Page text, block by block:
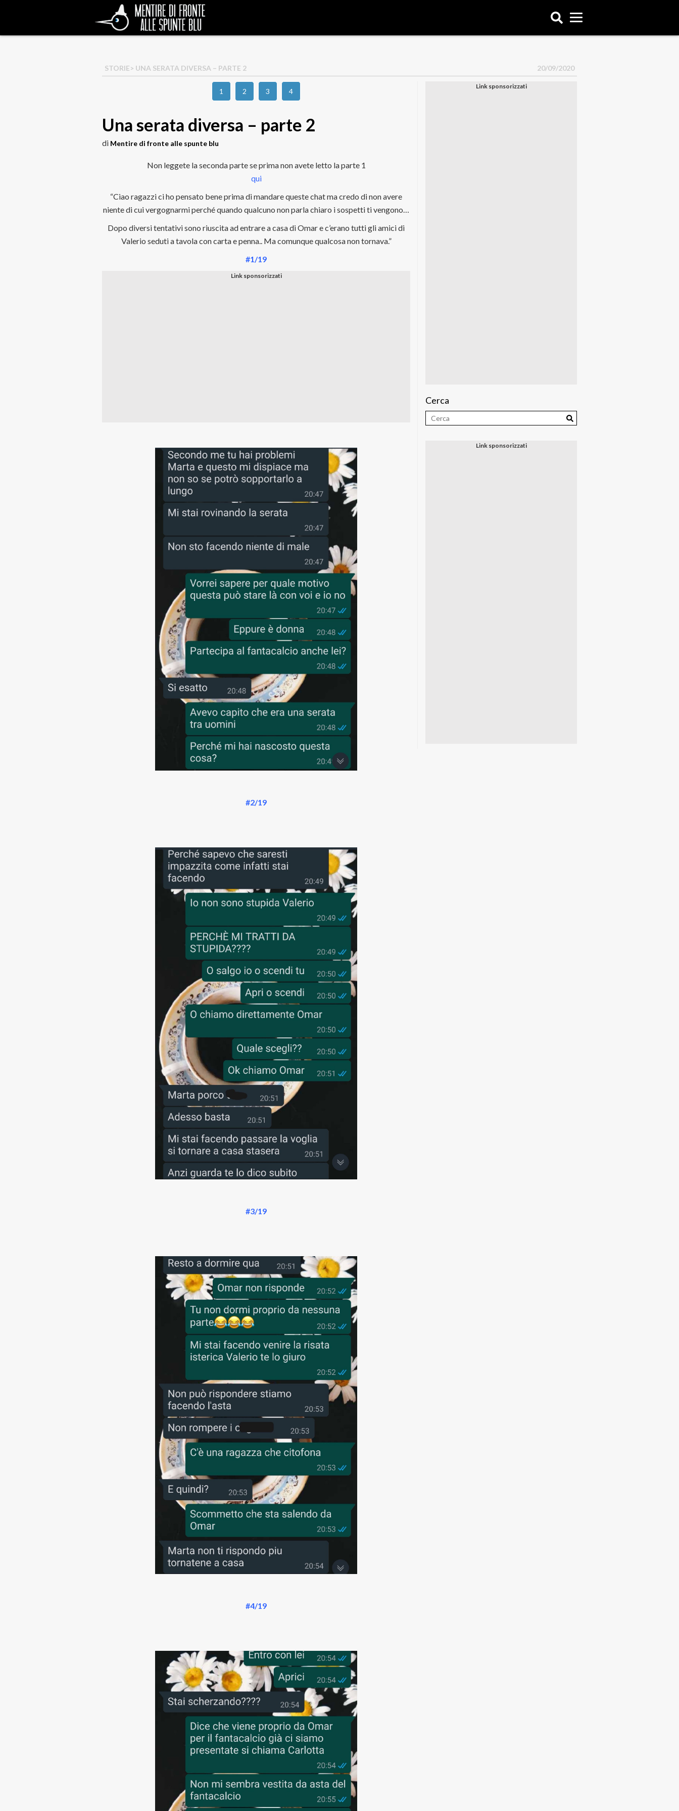
STORIE> UNA SERATA DIVERSA – PARTE 2 20/09/2020
1 2 3 4
Una serata diversa – parte 2
di Mentire di fronte alle spunte blu
Non leggete la seconda parte se prima non avete letto la parte 1
qui
“Ciao ragazzi ci ho pensato bene prima di mandare queste chat ma credo di non avere
niente di cui vergognarmi perché quando qualcuno non parla chiaro i sospetti ti vengono…
Dopo diversi tentativi sono riuscita ad entrare a casa di Omar e c’erano tutti gli amici di
Valerio seduti a tavola con carta e penna.. Ma comunque qualcosa non tornava.”
#1/19
#2/19
#3/19
#4/19
Cerca